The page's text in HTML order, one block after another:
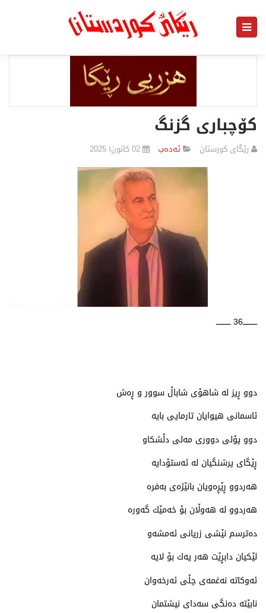
كۆچباری گزنگ
رێگای كورستان ئەدەب 02 كانون١ 2025
ــــــــــــ36 ــــــــــــ
دوو ڕیز له‌ شاهۆی شاباڵ سوور و ڕه‌ش
ئاسمانی هیوایان تارمایی بایه‌
دوو پۆلی دووری مه‌لی دڵشكاو
ڕێگای پرشنگیان له‌ ئه‌ستۆدایه‌
هه‌ردوو ڕێڕه‌ویان بانێژه‌ی به‌فره‌
هه‌ردوو له‌ هه‌وڵان بۆ خه‌مێك گه‌وره‌
ده‌ترسم نێشی زریانی ئه‌مشه‌و
لێكیان دابڕێت هه‌ر یه‌ك بۆ لایه‌
ئه‌وكاته‌ نه‌غمه‌ی چڵی ئه‌رخه‌وان
نابێته‌ ده‌نگی سه‌دای نیشتمان